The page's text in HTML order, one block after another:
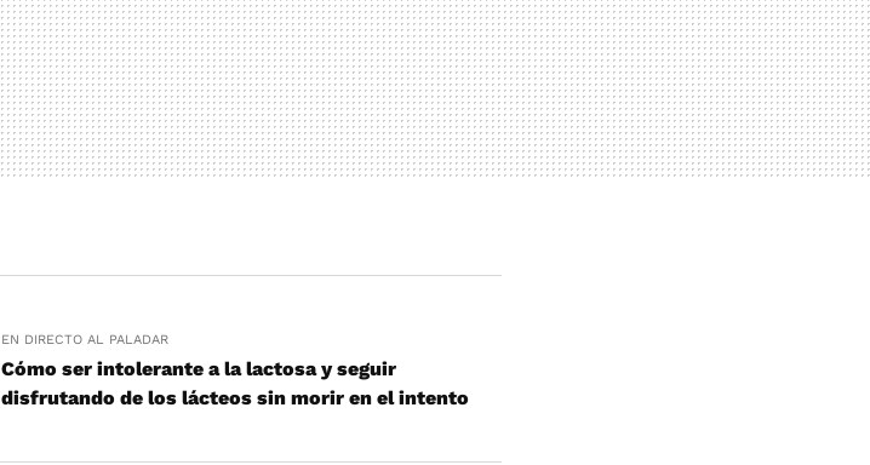
EN DIRECTO AL PALADAR
Cómo ser intolerante a la lactosa y seguir
disfrutando de los lácteos sin morir en el intento